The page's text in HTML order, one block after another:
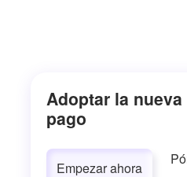
Adoptar la
pago
Empezar ahora